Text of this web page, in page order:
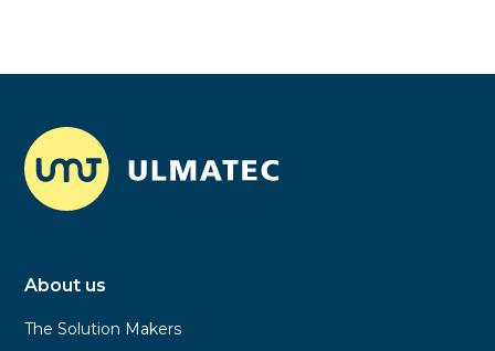
About us
The Solution Makers